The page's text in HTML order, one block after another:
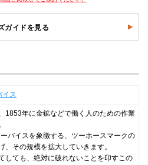
ガイドを見る
イス
1853年に金鉱などで働く人のための作業
バイスを象徴する、ツーホースマークの
、その規模を拡大していきます。
しても、絶対に破れないことを印すこの